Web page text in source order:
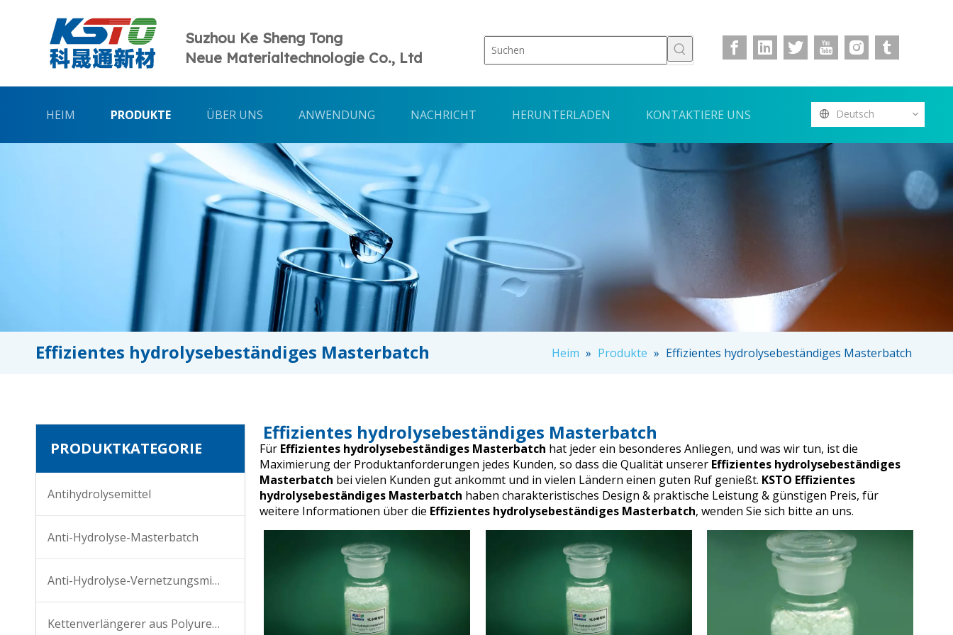
Suzhou Ke Sheng Tong
Neue Materialtechnologie Co., Ltd
HEIM PRODUKTE ÜBER UNS ANWENDUNG NACHRICHT HERUNTERLADEN KONTAKTIERE UNS Deutsch
Effizientes hydrolysebeständiges Masterbatch Heim » Produkte » Effizientes hydrolysebeständiges Masterbatch
PRODUKTKATEGORIE
Antihydrolysemittel
Anti-Hydrolyse-Masterbatch
Anti-Hydrolyse-Vernetzungsmittel
Kettenverlängerer aus Polyurethan
Effizientes hydrolysebeständiges Masterbatch
Für Effizientes hydrolysebeständiges Masterbatch hat jeder ein besonderes Anliegen, und was wir tun, ist die
Maximierung der Produktanforderungen jedes Kunden, so dass die Qualität unserer Effizientes hydrolysebeständiges
Masterbatch bei vielen Kunden gut ankommt und in vielen Ländern einen guten Ruf genießt. KSTO Effizientes
hydrolysebeständiges Masterbatch haben charakteristisches Design & praktische Leistung & günstigen Preis, für
weitere Informationen über die Effizientes hydrolysebeständiges Masterbatch, wenden Sie sich bitte an uns.